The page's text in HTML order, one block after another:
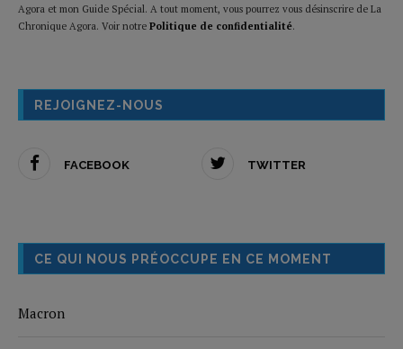
Agora et mon Guide Spécial. A tout moment, vous pourrez vous désinscrire de La
Chronique Agora. Voir notre Politique de confidentialité.
REJOIGNEZ-NOUS
FACEBOOK TWITTER
CE QUI NOUS PRÉOCCUPE EN CE MOMENT
Macron